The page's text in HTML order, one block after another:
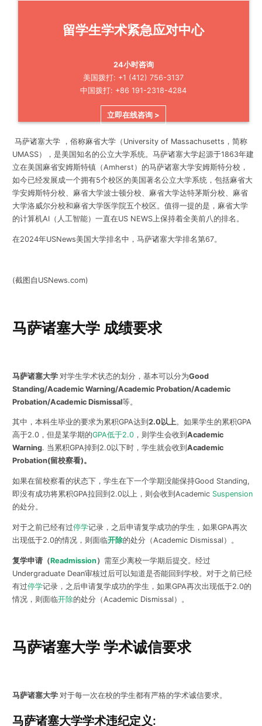
留学生学术紧急应对中心
24小时咨询
美国拨打: +1 (412) 756-3137
中国拨打: +86 191-2318-4284
立即在线咨询 >
马萨诸塞大学 ，俗称麻省大学（University of Massachusetts，简称
UMASS），是美国知名的公立大学系统。马萨诸塞大学起源于1863年建
立在美国麻省安姆斯特镇（Amherst）的马萨诸塞大学安姆斯特分校，
如今已经发展成一个拥有5个校区的美国著名公立大学系统，包括麻省大
学安姆斯特分校、麻省大学波士顿分校、麻省大学达特茅斯分校、麻省
大学洛威尔分校和麻省大学医学院五个校区。值得一提的是，麻省大学
的计算机AI（人工智能）一直在US NEWS上保持着全美前八的排名。
在2024年USNews美国大学排名中，马萨诸塞大学排名第67。
(截图自USNews.com)
马萨诸塞大学 成绩要求
马萨诸塞大学 对学生学术状态的划分，基本可以分为Good
Standing/Academic Warning/Academic Probation/Academic
Probation/Academic Dismissal等。
其中，本科生毕业的要求为累积GPA达到 2.0以上。如果学生的累积GPA
高于2.0，但是某学期的GPA低于2.0，则学生会收到 Academic
Warning. 当累积GPA掉到2.0以下时，学生就会收到 Academic
Probation(留校察看)。
如果在留校察看的状态下，学生在下一个学期没能保持Good Standing,
即没有成功将累积GPA拉回到2.0以上，则会收到Academic Suspension
的处分。
对于之前已经有过停学记录，之后申请复学成功的学生，如果GPA再次
出现低于2.0的情况，则面临开除的处分（Academic Dismissal）。
复学申请（Readmission） 需至少离校一学期后提交。经过
Undergraduate Dean审核过后可以知道是否能回到学校。对于之前已经
有过停学记录，之后申请复学成功的学生，如果GPA再次出现低于2.0的
情况，则面临开除的处分（Academic Dismissal）。
马萨诸塞大学 学术诚信要求
马萨诸塞大学 对于每一次在校的学生都有严格的学术诚信要求。
马萨诸塞大学学术违纪定义: